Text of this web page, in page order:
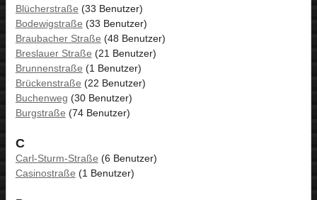
Blücherstraße (33 Benutzer)
Bodewigstraße (33 Benutzer)
Braubacher Straße (48 Benutzer)
Breslauer Straße (21 Benutzer)
Brunnenstraße (1 Benutzer)
Brückenstraße (22 Benutzer)
Buchenweg (30 Benutzer)
Burgstraße (74 Benutzer)
C
Carl-Sturm-Straße (6 Benutzer)
Casinostraße (1 Benutzer)